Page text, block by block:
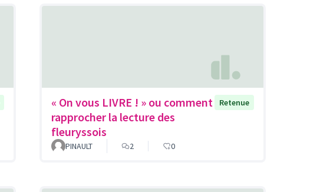
« On vous LIVRE ! » ou comment
rapprocher la lecture des
fleuryssois
Retenue
PINAULT 2 0